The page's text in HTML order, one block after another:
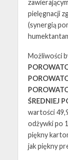
pielęgnacji
(synergią
Możliwości
ŚREDNIEJ
wartości
odżywki po
piękny
jak piękny